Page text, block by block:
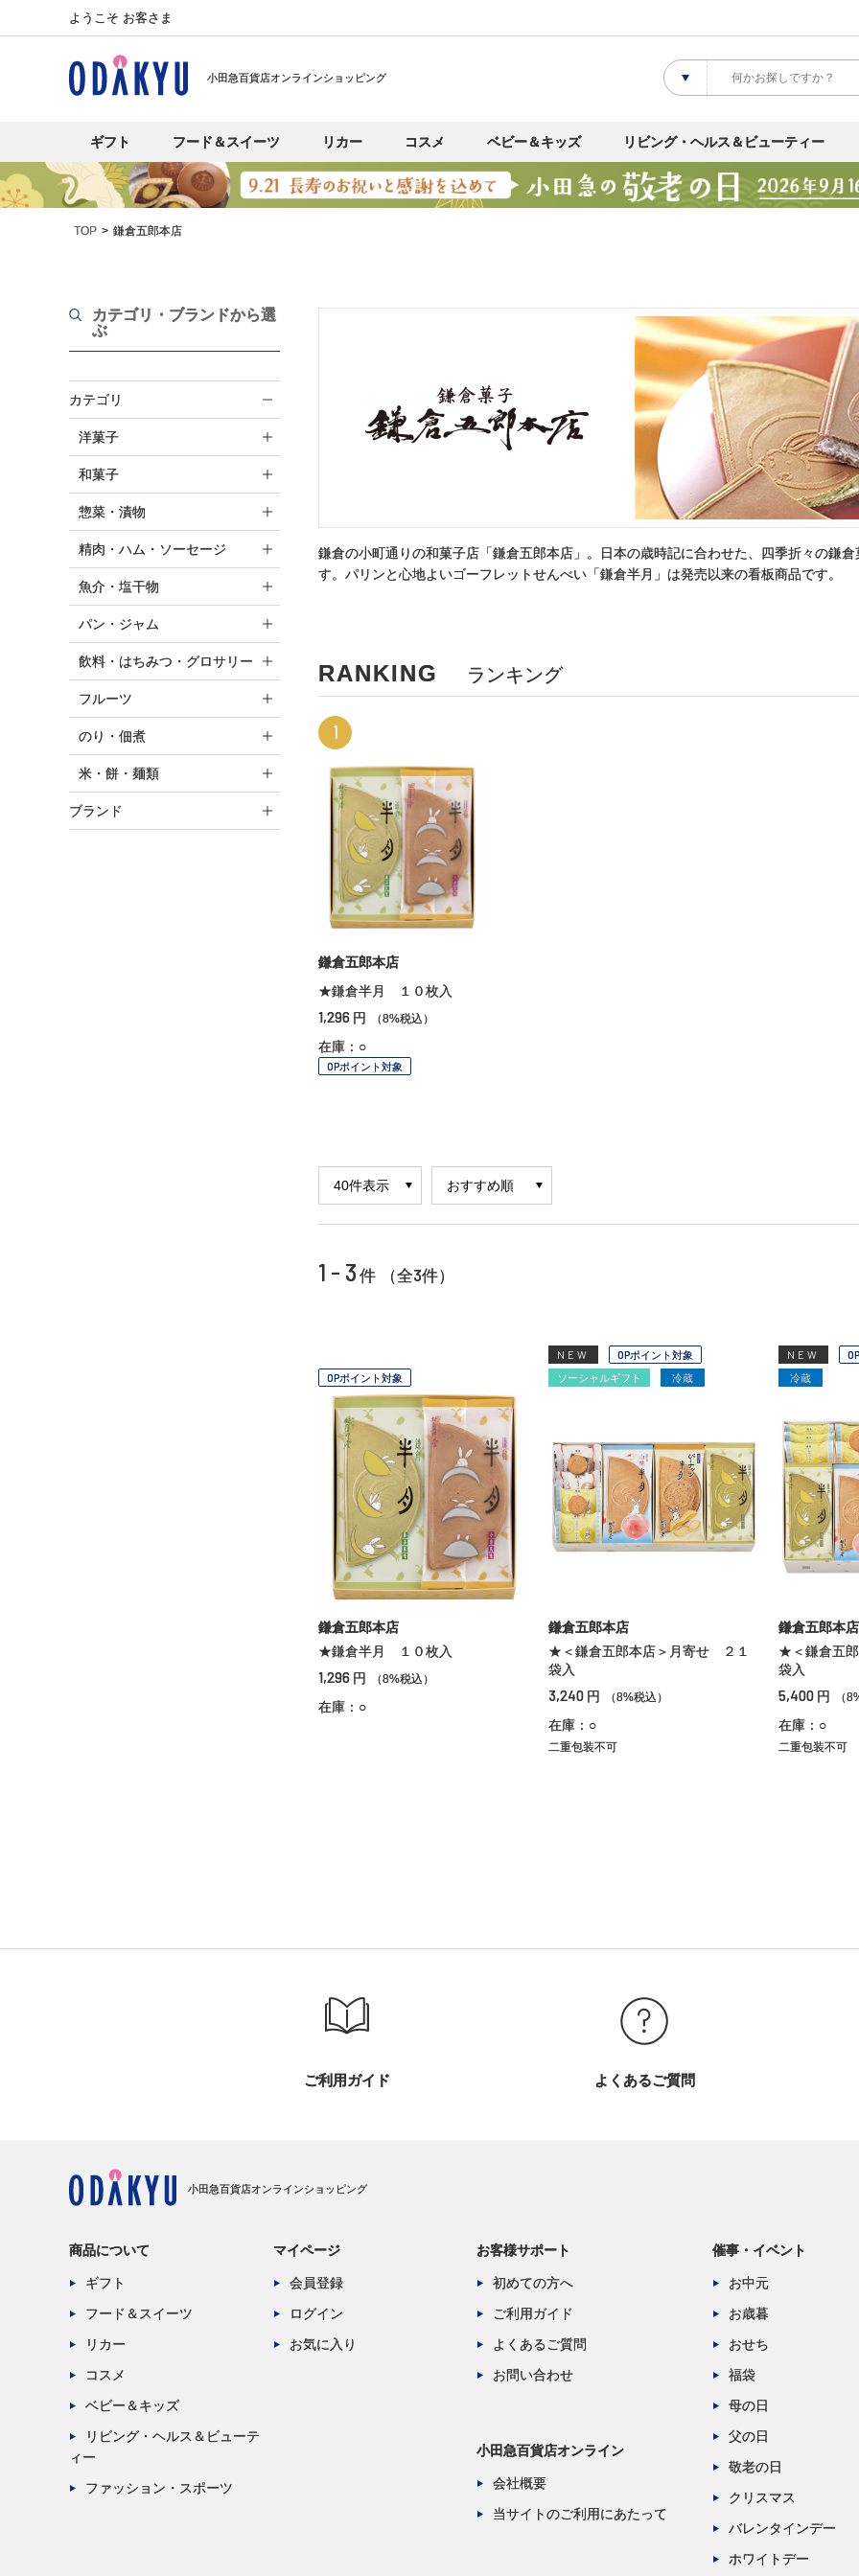
ようこそ お客さま
小田急百貨店オンラインショッピング
ギフト フード＆スイーツ リカー コスメ ベビー＆キッズ リビング・ヘルス＆ビューティー
TOP 鎌倉五郎本店
カテゴリ・ブランドから選
ぶ
カテゴリ
洋菓子
和菓子
惣菜・漬物
精肉・ハム・ソーセージ
魚介・塩干物
パン・ジャム
飲料・はちみつ・グロサリー
フルーツ
のり・佃煮
米・餅・麺類
ブランド
鎌倉の小町通りの和菓子店「鎌倉五郎本店」。日本の歳時記に合わせた、四季折々の鎌
す。パリンと心地よいゴーフレットせんべい「鎌倉半月」は発売以来の看板商品です。
RANKING ランキング
1
鎌倉五郎本店
★鎌倉半月 １０枚入
1,296 円 （8%税込）
在庫：○
OPポイント対象
1 - 3 件 （全3件）
OPポイント対象
鎌倉五郎本店
★鎌倉半月 １０枚入
1,296 円 （8%税込）
在庫：○
NEW
OPポイント対象
ソーシャルギフト
冷蔵
鎌倉五郎本店
★＜鎌倉五郎本店＞月寄せ ２１
袋入
3,240 円 （8%税込）
在庫：○
二重包装不可
NEW
冷蔵
鎌倉五郎本店
★＜鎌倉五
袋入
5,400 円 （
在庫：○
二重包装不可
ご利用ガイド よくあるご質問
小田急百貨店オンラインショッピング
商品について
ギフト
フード＆スイーツ
リカー
コスメ
ベビー＆キッズ
リビング・ヘルス＆ビューテ
ィー
ファッション・スポーツ
マイページ
会員登録
ログイン
お気に入り
お客様サポート
初めての方へ
ご利用ガイド
よくあるご質問
お問い合わせ
小田急百貨店オンライン
会社概要
当サイトのご利用にあたって
催事・イベント
お中元
お歳暮
おせち
福袋
母の日
父の日
敬老の日
クリスマス
バレンタインデー
ホワイトデー